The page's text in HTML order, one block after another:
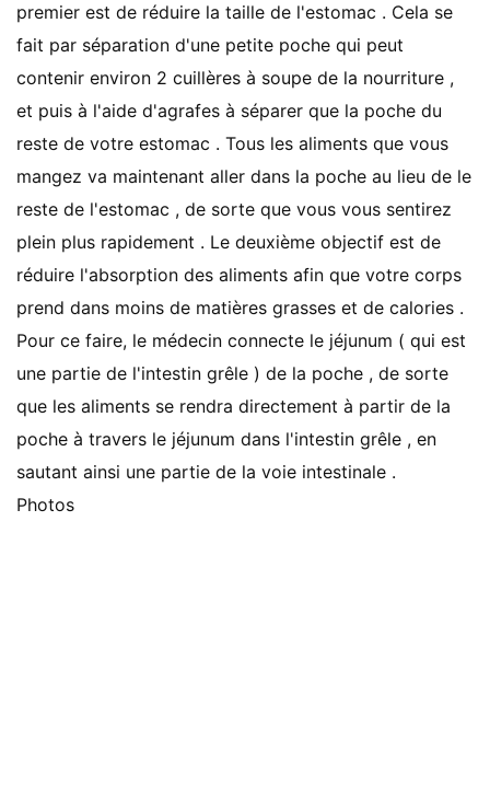
premier est de réduire la taille de l'estomac . Cela se
fait par séparation d'une petite poche qui peut
contenir environ 2 cuillères à soupe de la nourriture ,
et puis à l'aide d'agrafes à séparer que la poche du
reste de votre estomac . Tous les aliments que vous
mangez va maintenant aller dans la poche au lieu de le
reste de l'estomac , de sorte que vous vous sentirez
plein plus rapidement . Le deuxième objectif est de
réduire l'absorption des aliments afin que votre corps
prend dans moins de matières grasses et de calories .
Pour ce faire, le médecin connecte le jéjunum ( qui est
une partie de l'intestin grêle ) de la poche , de sorte
que les aliments se rendra directement à partir de la
poche à travers le jéjunum dans l'intestin grêle , en
sautant ainsi une partie de la voie intestinale .
Photos